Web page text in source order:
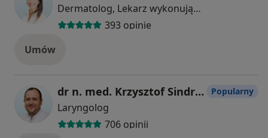
Dermatolog, Lekarz wykonujący zabiegi medycyny estetycznej
393 opinie
Umów
dr n. med. Krzysztof Sindrewicz
Laryngolog
706 opinii
Popularny